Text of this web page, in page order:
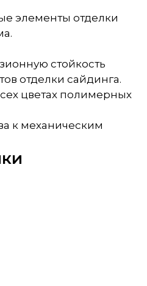
элементы отделки
стойкость
отделки сайдинга.
цветах полимерных
к механическим